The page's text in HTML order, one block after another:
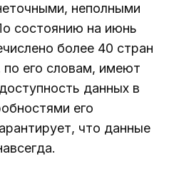
неполными
состоянию на июнь
более 40 стран
по его словам, имеют
данных в
его
что данные